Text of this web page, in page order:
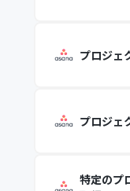
プロジェ
プロジェ
特定のプ